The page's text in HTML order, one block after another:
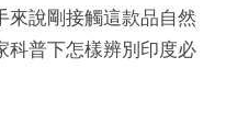
來說剛接觸這款品自然
科普下怎樣辨別印度必